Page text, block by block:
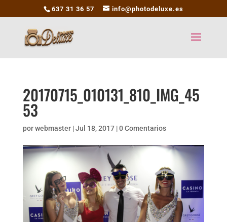
637 31 36 57 info@photodeluxe.es
20170715_010131_810_IMG_45
53
porwebmaster|Jul 18, 2017|0 Comentarios